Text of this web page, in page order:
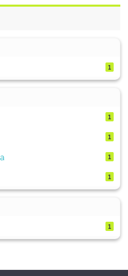
1
1
1
1
1
1